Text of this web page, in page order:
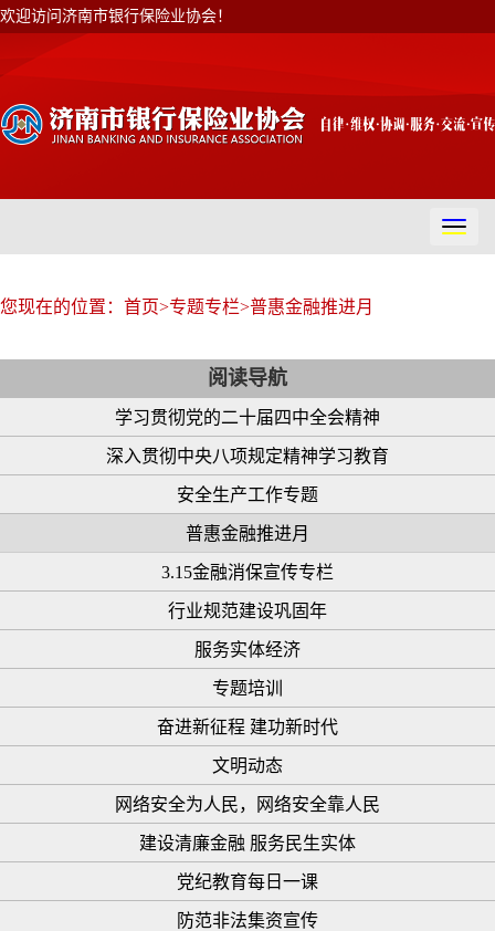
欢迎访问济南市银行保险业协会！
切
换
您现在的位置： 首页>专题专栏>普惠金融推进月
阅读导航
学习贯彻党的二十届四中全会精神
深入贯彻中央八项规定精神学习教育
安全生产工作专题
普惠金融推进月
3.15金融消保宣传专栏
行业规范建设巩固年
服务实体经济
专题培训
奋进新征程 建功新时代
文明动态
网络安全为人民，网络安全靠人民
建设清廉金融 服务民生实体
党纪教育每日一课
防范非法集资宣传